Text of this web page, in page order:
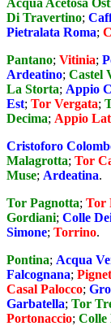
Di Travertino;
Pietralata Roma;
Pantano; Vitinia;
Ardeatino; Castel
La Storta; Appio
Est; Tor Vergata;
Decima; Appio
Cristoforo
Malagrotta; Tor
Muse; Ardeatina.
Tor Pagnotta; Tor
Gordiani; Colle
Simone; Torrino.
Pontina; Acqua
Falcognana;
Casal Palocco;
Garbatella; Tor
Portonaccio; Colle